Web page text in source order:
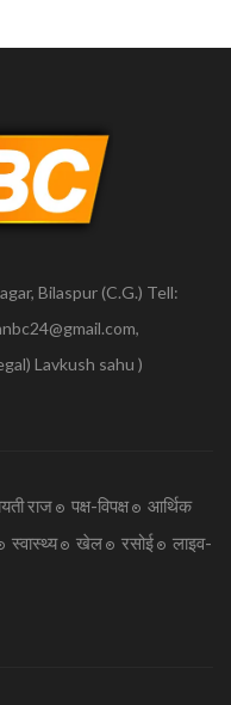
Bilaspur (C.G.) Tell:
Lavkush sahu )
राज पक्ष-विपक्ष
आर्थिक
स्वास्थ्य खेल रसोई
लाइव-